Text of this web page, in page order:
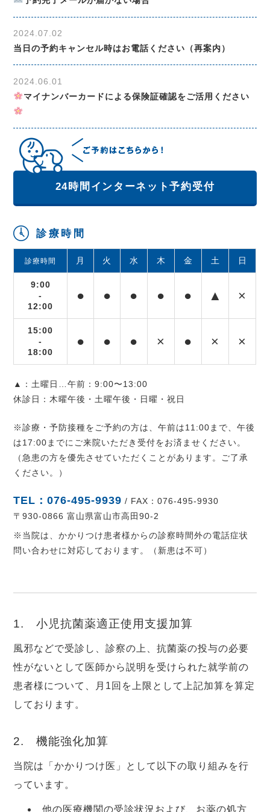
2024.07.02
当日の予約キャンセル時はお電話ください（再案内）
2024.06.01
マイナンバーカードによる保険証確認をご活用ください
24時間インターネット予約受付
診療時間
診療時間 月 火 水 木 金 土 日
9:00
-
12:00
● ● ● ● ● ▲ ×
15:00
-
18:00
● ● ● × ● × ×
▲：土曜日…午前：9:00〜13:00
休診日：木曜午後・土曜午後・日曜・祝日
※診療・予防接種をご予約の方は、午前は11:00まで、午後
は17:00までにご来院いただき受付をお済ませください。
（急患の方を優先させていただくことがあります。ご了承
ください。）
TEL：076-495-9939 / FAX：076-495-9930
〒930-0866 富山県富山市高田90-2
※当院は、かかりつけ患者様からの診察時間外の電話症状
問い合わせに対応しております。（新患は不可）
1. 小児抗菌薬適正使用支援加算
風邪などで受診し、診察の上、抗菌薬の投与の必要
性がないとして医師から説明を受けられた就学前の
患者様について、月1回を上限として上記加算を算定
しております。
2. 機能強化加算
当院は「かかりつけ医」として以下の取り組みを行
っています。
他の医療機関の受診状況および、お薬の処方